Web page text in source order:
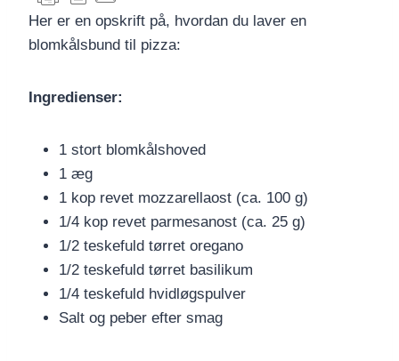
Her er en opskrift på, hvordan du laver en
blomkålsbund til pizza:
Ingredienser:
1 stort blomkålshoved
1 æg
1 kop revet mozzarellaost (ca. 100 g)
1/4 kop revet parmesanost (ca. 25 g)
1/2 teskefuld tørret oregano
1/2 teskefuld tørret basilikum
1/4 teskefuld hvidløgspulver
Salt og peber efter smag